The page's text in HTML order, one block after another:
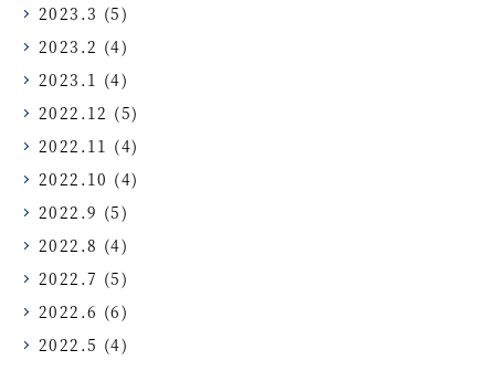
2023.3 (5)
2023.2 (4)
2023.1 (4)
2022.12 (5)
2022.11 (4)
2022.10 (4)
2022.9 (5)
2022.8 (4)
2022.7 (5)
2022.6 (6)
2022.5 (4)